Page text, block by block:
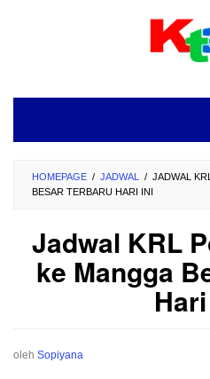
HOMEPAGE / JADWAL / JADWAL
BESAR TERBARU HARI INI
Jadwal KRL
ke Mangga
oleh Sopiyana